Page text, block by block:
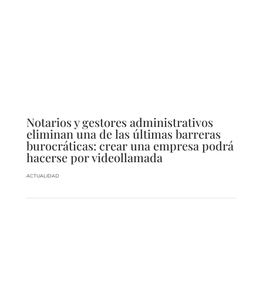
Notarios y gestores administrativos
eliminan una de las últimas barreras
burocráticas: crear una empresa podrá
hacerse por videollamada
ACTUALIDAD